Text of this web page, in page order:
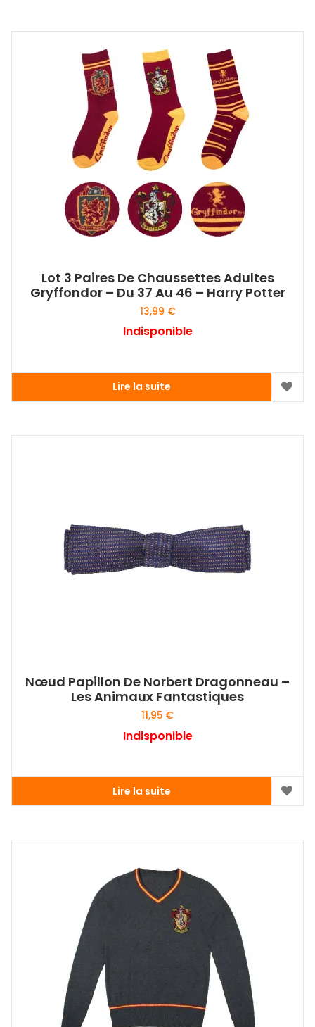
Lot 3 Paires De Chaussettes Adultes
Gryffondor – Du 37 Au 46 – Harry Potter
13,99 €
Indisponible
Lire la suite
Nœud Papillon De Norbert Dragonneau –
Les Animaux Fantastiques
11,95 €
Indisponible
Lire la suite